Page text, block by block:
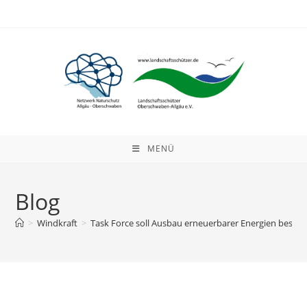
MENÜ
Blog
> Windkraft > Task Force soll Ausbau erneuerbarer Energien